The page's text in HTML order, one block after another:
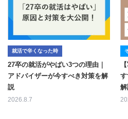
就活で辛くなった時
27卒の就活がやばい3つの理由｜
アドバイザーが今すべき対策を解
説
2026.8.7